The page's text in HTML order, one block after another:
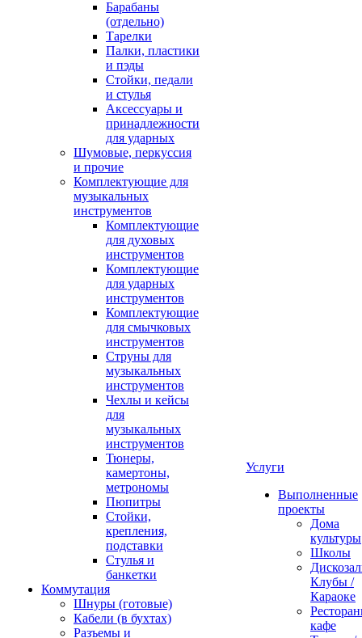
Барабаны
(отдельно)
Тарелки
Палки, пластики
и пэды
Стойки, педали
и стулья
Аксессуары и
принадлежности
для ударных
Шумовые, перкуссия
и прочие
Комплектующие для
музыкальных
инструментов
Комплектующие
для духовых
инструментов
Комплектующие
для ударных
инструментов
Комплектующие
для смычковых
инструментов
Струны для
музыкальных
инструментов
Чехлы и кейсы
для
музыкальных
инструментов
Тюнеры,
камертоны,
метрономы
Пюпитры
Стойки,
крепления,
подставки
Стулья и
банкетки
Коммутация
Шнуры (готовые)
Кабели (в бухтах)
Разъемы и
Услуги
Выполненные
проекты
Дома
культуры
Школы
Клубы /
Караоке
кафе